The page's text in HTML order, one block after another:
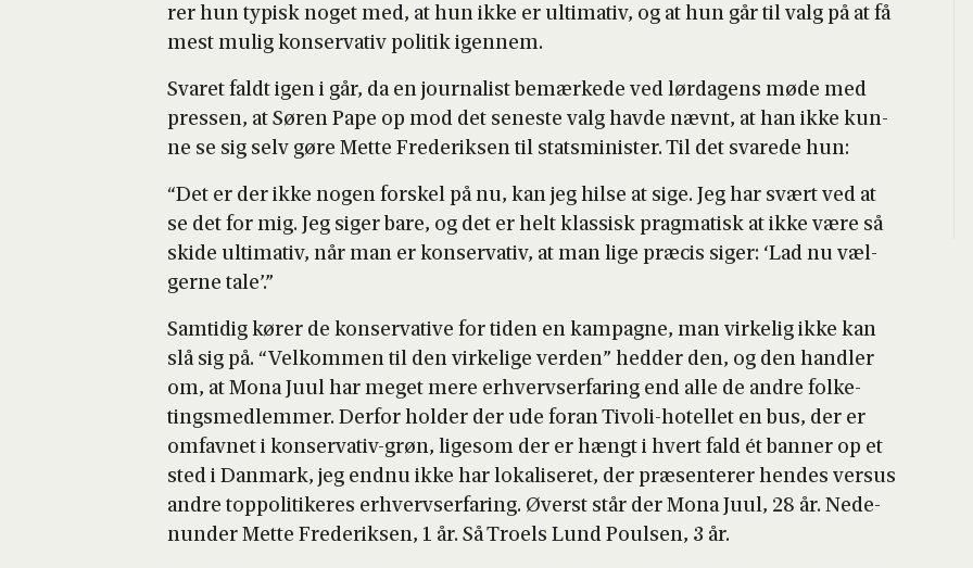
rer hun typisk noget med, at hun ikke er ulti­ma­tiv, og at hun går til valg på at få
mest mulig kon­ser­va­tiv poli­tik igen­nem.
Sva­ret faldt igen i går, da en jour­na­list bemær­ke­de ved lør­da­gens møde med
pres­sen, at Søren Pape op mod det sene­ste valg hav­de nævnt, at han ikke kun­
ne se sig selv gøre Met­te Fre­de­rik­sen til stats­mi­ni­ster. Til det sva­re­de hun:
“Det er der ikke nogen for­skel på nu, kan jeg hil­se at sige. Jeg har svært ved at
se det for mig. Jeg siger bare, og det er helt klas­sisk prag­ma­tisk at ikke være så
ski­de ulti­ma­tiv, når man er kon­ser­va­tiv, at man lige præ­cis siger: ‘Lad nu væl­
ger­ne tale’.”
Sam­ti­dig kører de kon­ser­va­ti­ve for tiden en kampag­ne, man vir­ke­lig ikke kan
slå sig på. “Vel­kom­men til den vir­ke­li­ge ver­den” hed­der den, og den hand­ler
om, at Mona Juul har meget mere erhverv­ser­fa­ring end alle de andre fol­ke­
tings­med­lem­mer. Der­for hol­der der ude for­an Tivo­li-hotel­let en bus, der er
omfav­net i kon­ser­va­tiv-grøn, lige­som der er hængt i hvert fald ét ban­ner op et
sted i Dan­mark, jeg end­nu ikke har loka­li­se­ret, der præ­sen­te­rer hen­des ver­sus
andre top­po­li­ti­ke­res erhverv­ser­fa­ring. Øverst står der Mona Juul, 28 år. Nede­
nun­der Met­te Fre­de­rik­sen, 1 år. Så Tro­els Lund Poul­sen, 3 år.